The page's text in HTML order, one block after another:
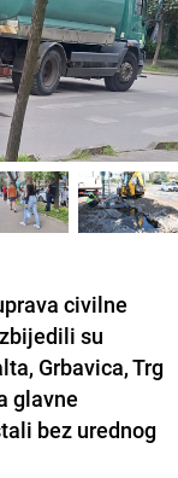
civilne
su
Grbavica, Trg
glavne
bez urednog